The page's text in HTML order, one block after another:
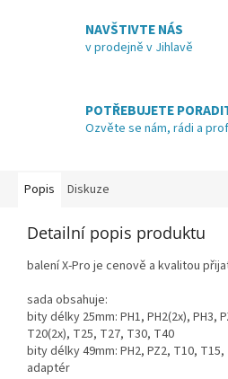
NAVŠTIVTE NÁS
v prodejně v Jihlavě
POTŘEBUJETE
Ozvěte se nám, rádi a
Popis Diskuze
Detailní popis produktu
balení X-Pro je cenově a kvalitou
sada obsahuje:
bity délky 25mm: PH1, PH2(2x), PH3,
T20(2x), T25, T27, T30, T40
bity délky 49mm: PH2, PZ2, T10,
adaptér